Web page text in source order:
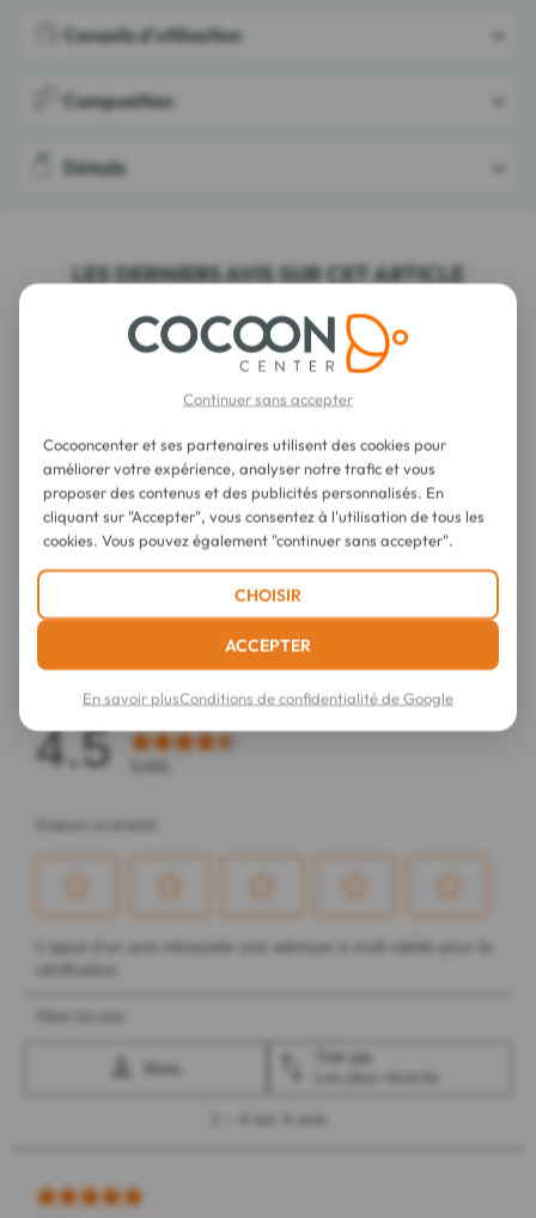
Conseils d'utilisation
Composition
Détails
LES DERNIERS AVIS SUR CET ARTICLE
Pharm Nature Ménopause 60 Gélules
Continuer sans accepter
Cocooncenter et ses partenaires utilisent des cookies pour
améliorer votre expérience, analyser notre trafic et vous
proposer des contenus et des publicités personnalisés. En
cliquant sur "Accepter", vous consentez à l'utilisation de tous les
cookies. Vous pouvez également "continuer sans accepter".
CHOISIR
ACCEPTER
En savoir plusConditions de confidentialité de Google